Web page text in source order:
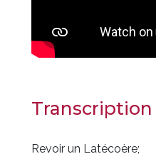
Revoir un Latécoère;